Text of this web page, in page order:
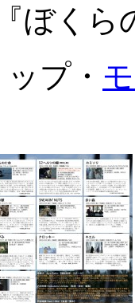
ぼくら
プ・